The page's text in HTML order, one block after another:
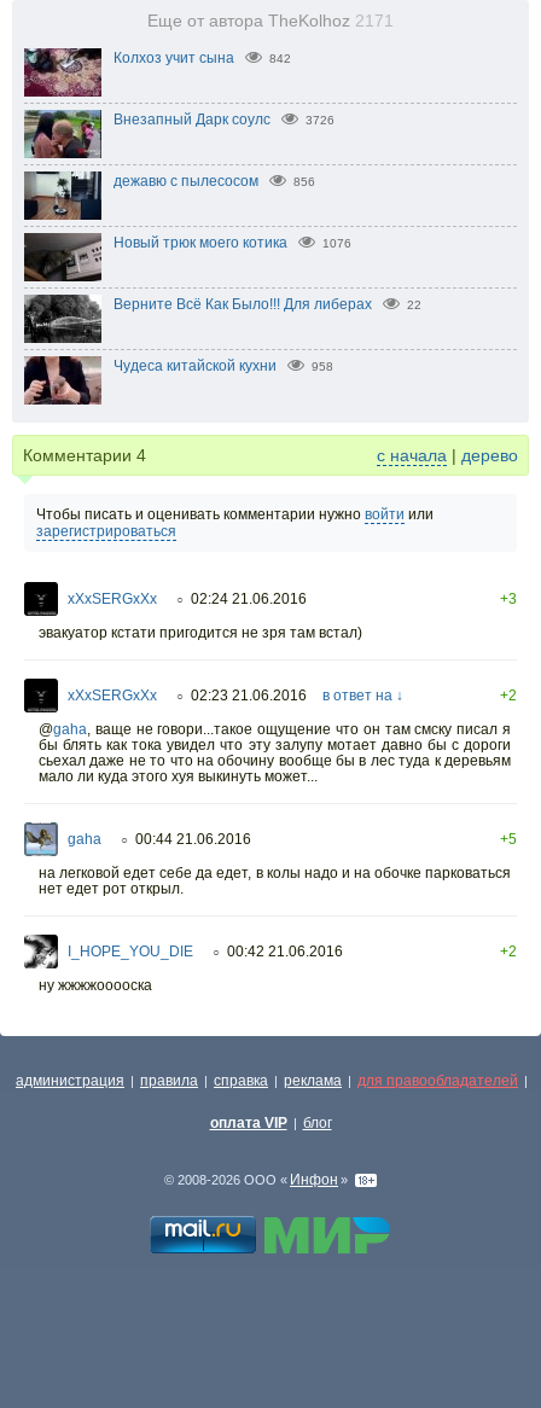
Еще от автора TheKolhoz 2171
Колхоз учит сына 842
Внезапный Дарк соулс 3726
дежавю с пылесосом 856
Новый трюк моего котика 1076
Верните Всё Как Было!!! Для либерах 22
Чудеса китайской кухни 958
Комментарии 4 с начала | дерево
Чтобы писать и оценивать комментарии нужно войти или
зарегистрироваться
xXxSERGxXx ○ 02:24 21.06.2016
+3
эвакуатор кстати пригодится не зря там встал)
xXxSERGxXx ○ 02:23 21.06.2016 в ответ на ↓
+2
@gaha, ваще не говори...такое ощущение что он там смску писал я
бы блять как тока увидел что эту залупу мотает давно бы с дороги
сьехал даже не то что на обочину вообще бы в лес туда к деревьям
мало ли куда этого хуя выкинуть может...
gaha ○ 00:44 21.06.2016
+5
на легковой едет себе да едет, в колы надо и на обочке парковаться
нет едет рот открыл.
I_HOPE_YOU_DIE ○ 00:42 21.06.2016
+2
ну жжжжооооска
администрация | правила | справка | реклама | для правообладателей |
оплата VIP | блог
© 2008-2026 ООО « Инфон »